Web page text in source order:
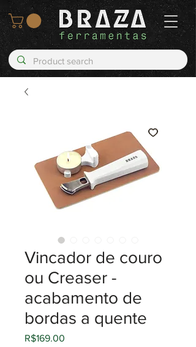
Vincador de couro
ou Creaser -
acabamento de
bordas a quente
R$169.00